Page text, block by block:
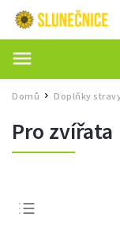
Domů / Doplňky
Pro zvířata